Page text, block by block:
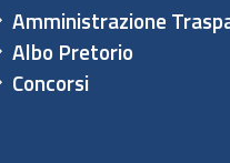
Amministrazione
Albo Pretorio
Concorsi